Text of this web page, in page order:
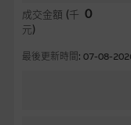
成交金額 (千
元)
0
最後更新時間: 07-08-